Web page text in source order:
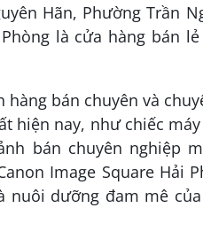
Hãn, Phường Trần
là cửa hàng bán
bán chuyên và
hiện nay, như chiếc
bán chuyên nghiệp
Image Square Hải
nuôi dưỡng đam mê